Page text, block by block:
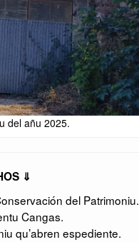
del añu 2025.
⇓
del Patrimoniu.
Cangas.
qu’abren espediente.